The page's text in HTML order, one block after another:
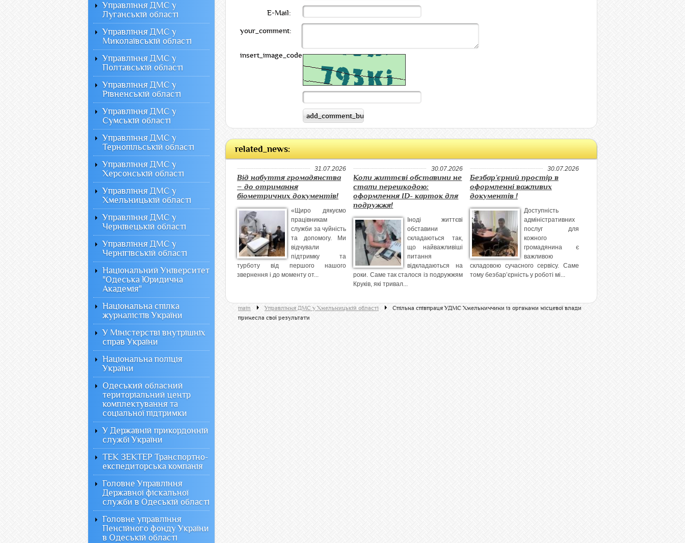
E-Mail:
your_comment:
insert_image_code:
related_news:
31.07.2026
Від набуття громадянства
– до отримання
біометричних документів!
«Щиро дякуємо
працівникам
служби за чуйність
та допомогу. Ми
відчували
підтримку та
турботу від першого нашого
звернення і до моменту от...
30.07.2026
Коли життєві обставини не
стали перешкодою:
оформлення ID- карток для
подружжя!
Іноді життєві
обставини
складаються так,
що найважливіші
питання
відкладаються на
роки. Саме так сталося із подружжям
Круків, які тривал...
30.07.2026
Безбар’єрний простір в
оформленні важливих
документів !
Доступність
адміністративних
послуг для
кожного
громадянина є
важливою
складовою сучасного сервісу. Саме
тому безбар’єрність у роботі мі...
main Управління ДМС у Хмельницькій області
Спільна співпраця УДМС Хмельниччини із органами місцевої влади
принесла свої результати
Управління ДМС у
Луганській області
Управління ДМС у
Миколаївській області
Управління ДМС у
Полтавській області
Управління ДМС у
Рівненській області
Управління ДМС у
Сумській області
Управління ДМС у
Тернопільській області
Управління ДМС у
Херсонській області
Управління ДМС у
Хмельницькій області
Управління ДМС у
Чернівецькій області
Управління ДМС у
Чернігівській області
Національний Університет
"Одеська Юридична
Академія"
Національна спілка
журналістів України
У Міністерстві внутрішніх
справ України
Національна поліція
України
Одеський обласний
територіальний центр
комплектування та
соціальної підтримки
У Державній прикордонній
службі України
ТЕК ЗЕКТЕР Транспортно-
експедиторська компанія
Головне Управління
Державної фіскальної
служби в Одеській області
Головне управління
Пенсійного фонду України
в Одеській області